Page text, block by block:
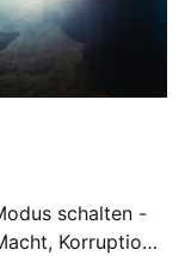
schalten -
Korruption,